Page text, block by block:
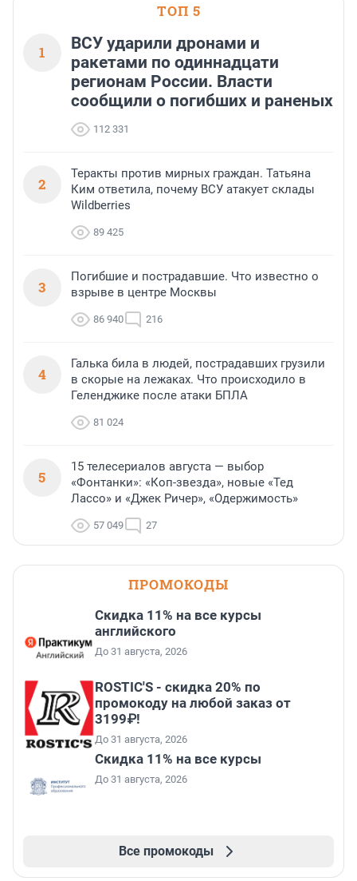
ТОП 5
1
ВСУ ударили дронами и
ракетами по одиннадцати
регионам России. Власти
сообщили о погибших и раненых
112 331
2
Теракты против мирных граждан. Татьяна
Ким ответила, почему ВСУ атакует склады
Wildberries
89 425
3
Погибшие и пострадавшие. Что известно о
взрыве в центре Москвы
86 940 216
4
Галька била в людей, пострадавших грузили
в скорые на лежаках. Что происходило в
Геленджике после атаки БПЛА
81 024
5
15 телесериалов августа — выбор
«Фонтанки»: «Коп-звезда», новые «Тед
Лассо» и «Джек Ричер», «Одержимость»
57 049 27
ПРОМОКОДЫ
Скидка 11% на все курсы
английского
До 31 августа, 2026
ROSTIC'S - скидка 20% по
промокоду на любой заказ от
3199₽!
До 31 августа, 2026
Скидка 11% на все курсы
До 31 августа, 2026
Все промокоды